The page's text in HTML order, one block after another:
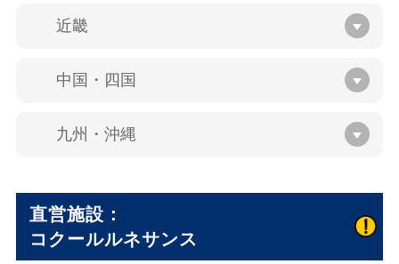
近畿
中国・四国
九州・沖縄
直営施設：
コクールルネサンス